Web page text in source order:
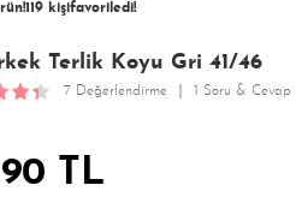
119 kişifavoriledi!
Terlik Koyu Gri 41/46
7 Değerlendirme 1 Soru & Cevap
TL